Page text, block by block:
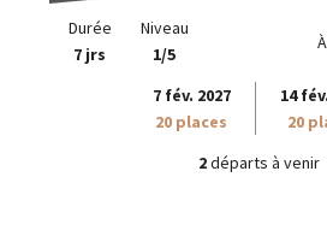
Durée
7 jrs
Niveau
1/5
7 fév. 2027
20 places
14
20
2départs à venir